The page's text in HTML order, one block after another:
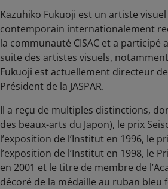
Kazuhiko Fukuoji est un artiste
contemporain internationalement
la communauté CISAC et a
suite des artistes visuels, notamment
Fukuoji est actuellement directeur
Président de la JASPAR.
Il a reçu de multiples distinctions,
des beaux-arts du Japon), le prix
l’exposition de l’Institut en 1996, le
l’exposition de l’Institut en 1998, le
en 2001 et le titre de membre de
décoré de la médaille au ruban bleu